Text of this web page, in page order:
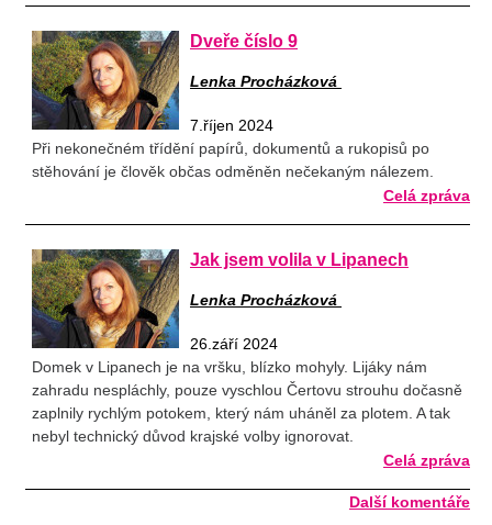
Dveře číslo 9
Lenka Procházková
7.říjen 2024
Při nekonečném třídění papírů, dokumentů a rukopisů po
stěhování je člověk občas odměněn nečekaným nálezem.
Celá zpráva
Jak jsem volila v Lipanech
Lenka Procházková
26.září 2024
Domek v Lipanech je na vršku, blízko mohyly. Lijáky nám
zahradu nespláchly, pouze vyschlou Čertovu strouhu dočasně
zaplnily rychlým potokem, který nám uháněl za plotem. A tak
nebyl technický důvod krajské volby ignorovat.
Celá zpráva
Další komentáře